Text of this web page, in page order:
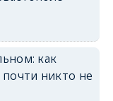
как
никто не